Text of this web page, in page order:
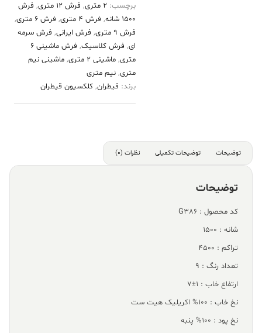
برچسب: 2 متری , فرش 12 متری , فرش
۱۵۰۰ شانه
, فرش 4 متری , فرش 6 متری
,
فرش 9 متری
, فرش ایرانی, فرش سرمه
ای, فرش کلاسیک,
فرش ماشینی 6
متری, ماشینی 2 متری , ماشینی نیم
متری, نیم متری
برند: قیطران, کلکسیون قیطران
توضیحات توضیحات تکمیلی نظرات (0)
توضیحات
کد محصول : G386
شانه : 1500
تراکم : 4500
تعداد رنگ : 9
ارتفاع خاب : 1±7
نخ خاب : 100% اکریلیک هیت ست
نخ پود : 100% پنبه